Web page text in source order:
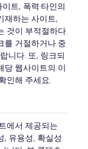
트, 폭력·타인의
재하는 사이트,
것이 부적절하다
를 거절하거나 중
니다. 또, 링크되
당 웹사이트의 이
인해 주세요.
에서 제공되는
, 유용성, 확실성